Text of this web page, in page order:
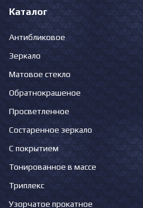
Каталог
Антибликовое
Зеркало
Матовое стекло
Обратнокрашеное
Просветленное
Состаренное зеркало
С покрытием
Тонированное в массе
Триплекс
Узорчатое прокатное